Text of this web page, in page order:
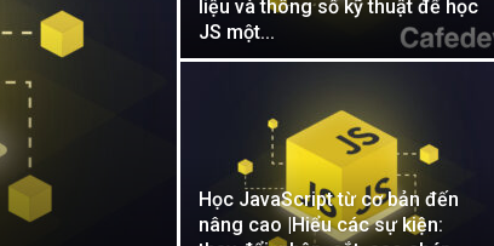
liệu và thông số kỹ thuật để học
JS một...
Học JavaScript từ cơ bản đến
nâng cao |Hiểu các sự kiện: